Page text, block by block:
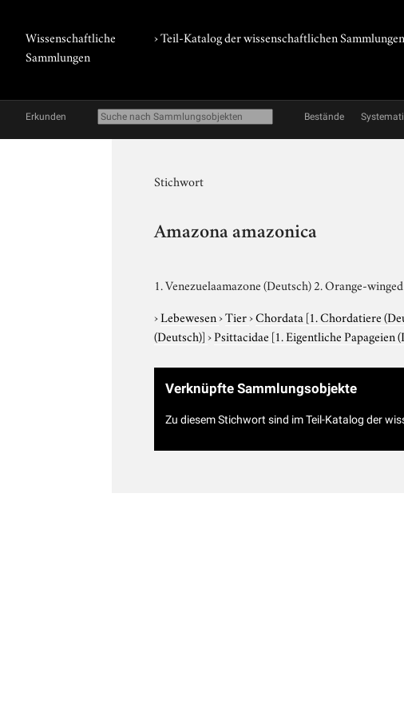
Wissenschaftliche
Sammlungen
› Teil-Katalog der wissenschaftlichen Sammlungen
Erkunden Bestände
Stichwort
Amazona amazonica
1. Venezuelaamazone (Deutsch) 2. Orange-
›Lebewesen›Tier›Chordata [1. Chordatiere
(Deutsch)]›Psittacidae [1. Eigentliche Papageien
Verknüpfte Sammlungsobjekte
Zu diesem Stichwort sind im Teil-Katalog der